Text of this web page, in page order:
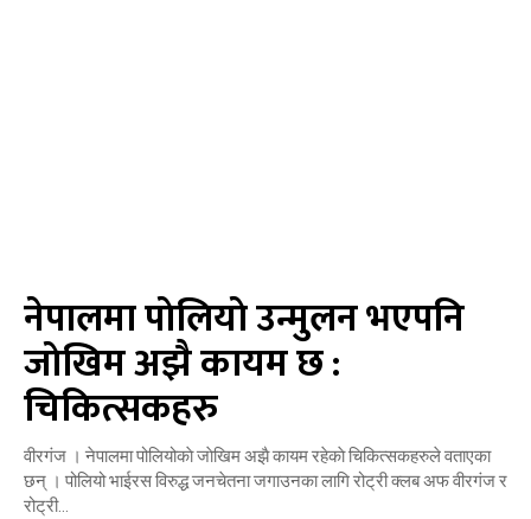
नेपालमा पाेलियाे उन्मुलन भएपनि
जाेखिम अझै कायम छ :
चिकित्सकहरु
वीरगंज । नेपालमा पोलियोकाे जाेखिम अझै कायम रहेकाे चिकित्सकहरुले वताएका
छन् । पोलियो भाईरस विरुद्ध जनचेतना जगाउनका लागि रोट्री क्लब अफ वीरगंज र
रोट्री...